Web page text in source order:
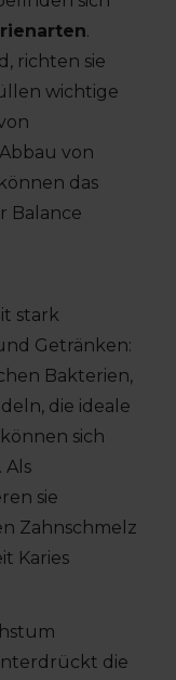
.
richten sie
wichtige
von
das
Balance
stark
Getränken:
Bakterien,
die ideale
sich
sie
Zahnschmelz
Karies
die